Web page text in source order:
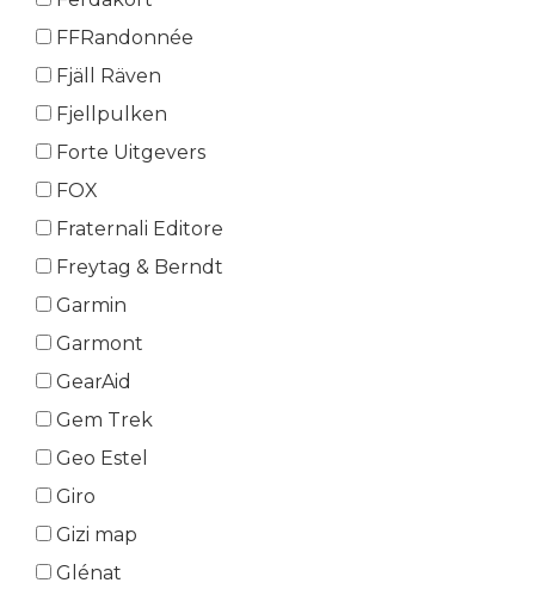
FFRandonnée
Fjäll Räven
Fjellpulken
Forte Uitgevers
FOX
Fraternali Editore
Freytag & Berndt
Garmin
Garmont
GearAid
Gem Trek
Geo Estel
Giro
Gizi map
Glénat